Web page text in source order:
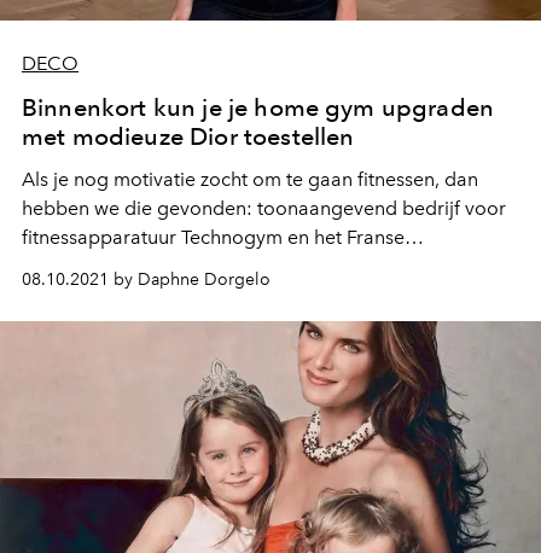
DECO
Binnenkort kun je je home gym upgraden
met modieuze Dior toestellen
Als je nog motivatie zocht om te gaan fitnessen, dan
hebben we die gevonden: toonaangevend bedrijf voor
fitnessapparatuur Technogym en het Franse
luxemodehuis Dior hebben een modieuze lijn van
fitnessproducten onthuld.
08.10.2021 by Daphne Dorgelo